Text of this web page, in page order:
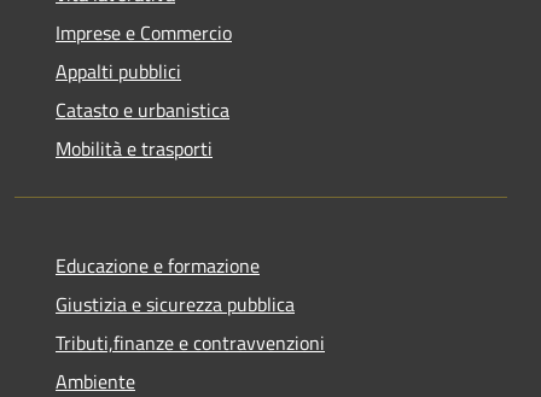
Imprese e Commercio
Appalti pubblici
Catasto e urbanistica
Mobilità e trasporti
Educazione e formazione
Giustizia e sicurezza pubblica
Tributi,finanze e contravvenzioni
Ambiente